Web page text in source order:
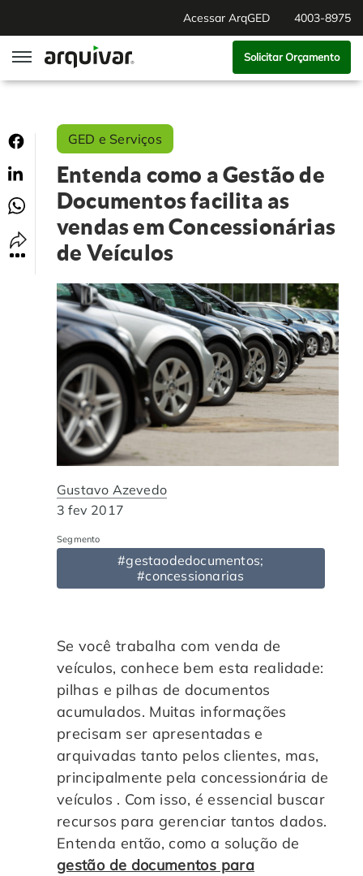
Acessar ArqGED 4003-8975
ArqSign
Soluções
Gestão de Documentos
Digitalização
Software para BPM
Automação de Processos
Educação Corporativa
Gerenciamento de NF-e
Adequação à LGPD
Assinatura Digital
Transformação Digital
Gestão do Departamento Pessoal
Controle e Organização de Documentos Físicos
Guarda de Documentos
Consultoria Documental
Segmentos
RH Digital
Agronegócio
Hospitais e Clínicas
Instituições de Ensino
Departamento Pessoal
Departamento Financeiro
Cooperativas
Institucional
Sobre Nós
Cases de Sucesso
Nossas Unidades
Blog
Trabalhe Conosco
O QUE NOS DIFERENCIA? DESCUBRA
Solicitar Orçamento
GED e Serviços
Entenda como a Gestão de
Documentos facilita as
vendas em Concessionárias
de Veículos
Gustavo Azevedo
3 fev 2017
Segmento
#gestaodedocumentos;
#concessionarias
Se você trabalha com venda de
veículos, conhece bem esta realidade:
pilhas e pilhas de documentos
acumulados. Muitas informações
precisam ser apresentadas e
arquivadas tanto pelos clientes, mas,
principalmente pela concessionária de
veículos . Com isso, é essencial buscar
recursos para gerenciar tantos dados.
Entenda então, como a solução de
gestão de documentos para